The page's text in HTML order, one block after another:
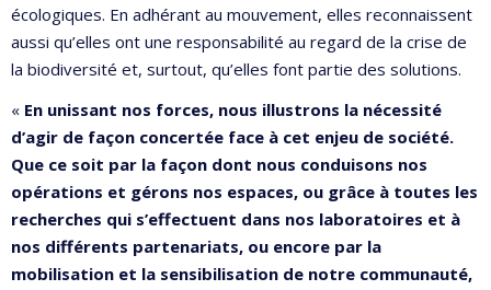
écologiques. En adhérant au mouvement, elles reconnaissent
aussi qu’elles ont une responsabilité au regard de la crise de
la biodiversité et, surtout, qu’elles font partie des solutions.
« En unissant nos forces, nous illustrons la nécessité
d’agir de façon concertée face à cet enjeu de société.
Que ce soit par la façon dont nous conduisons nos
opérations et gérons nos espaces, ou grâce à toutes les
recherches qui s’effectuent dans nos laboratoires et à
nos différents partenariats, ou encore par la
mobilisation et la sensibilisation de notre communauté,